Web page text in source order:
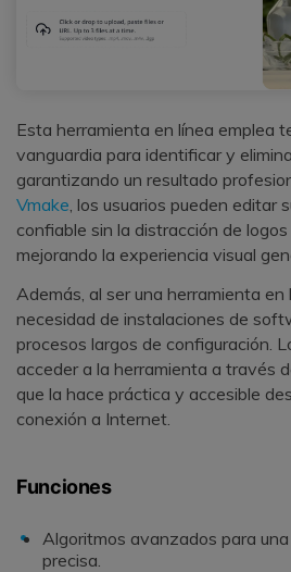
Esta herramienta en línea emplea
vanguardia para identificar y
garantizando un resultado
Vmake, los usuarios pueden editar
confiable sin la distracción de
mejorando la experiencia visual
Además, al ser una herramienta en
necesidad de instalaciones de
procesos largos de configuración.
acceder a la herramienta a través
que la hace práctica y accesible
conexión a Internet.
Funciones
Algoritmos avanzados para
precisa.